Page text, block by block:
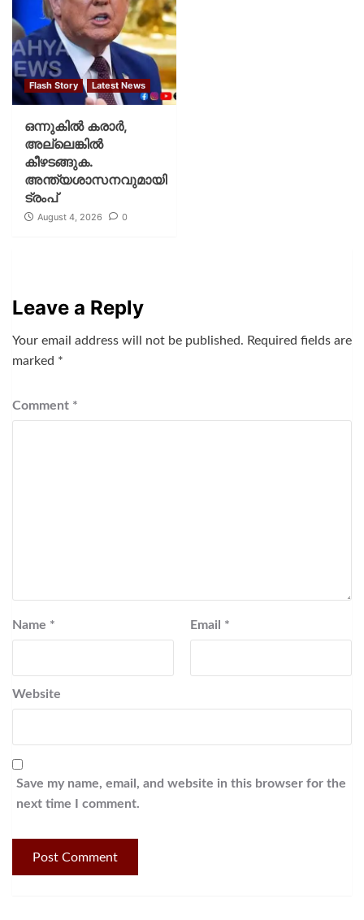
Flash Story Latest News
ഒന്നുകില്‍ കരാര്‍,
അല്ലെങ്കില്‍
കീഴടങ്ങുക.
അന്ത്യശാസനവുമായി
ട്രംപ്
August 4, 2026 0
Leave a Reply
Your email address will not be published. Required fields are
marked *
Comment *
Name * Email *
Website
Save my name, email, and website in this browser for the
next time I comment.